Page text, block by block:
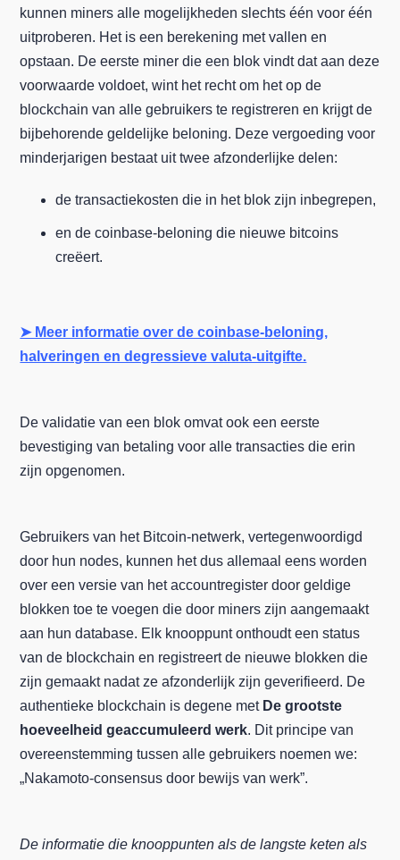
kunnen miners alle mogelijkheden slechts één voor één
uitproberen. Het is een berekening met vallen en
opstaan. De eerste miner die een blok vindt dat aan deze
voorwaarde voldoet, wint het recht om het op de
blockchain van alle gebruikers te registreren en krijgt de
bijbehorende geldelijke beloning. Deze vergoeding voor
minderjarigen bestaat uit twee afzonderlijke delen:
de transactiekosten die in het blok zijn inbegrepen,
en de coinbase-beloning die nieuwe bitcoins
creëert.
➤ Meer informatie over de coinbase-beloning,
halveringen en degressieve valuta-uitgifte.
De validatie van een blok omvat ook een eerste
bevestiging van betaling voor alle transacties die erin
zijn opgenomen.
Gebruikers van het Bitcoin-netwerk, vertegenwoordigd
door hun nodes, kunnen het dus allemaal eens worden
over een versie van het accountregister door geldige
blokken toe te voegen die door miners zijn aangemaakt
aan hun database. Elk knooppunt onthoudt een status
van de blockchain en registreert de nieuwe blokken die
zijn gemaakt nadat ze afzonderlijk zijn geverifieerd. De
authentieke blockchain is degene met De grootste
hoeveelheid geaccumuleerd werk. Dit principe van
overeenstemming tussen alle gebruikers noemen we:
„Nakamoto-consensus door bewijs van werk”.
De informatie die knooppunten als de langste keten als